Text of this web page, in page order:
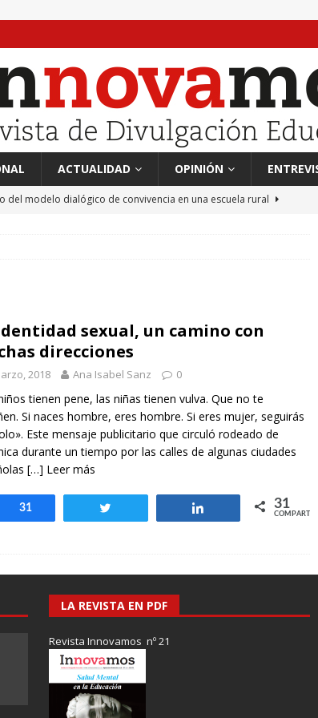
ACTUALIDAD OPINIÓN
del modelo dialógico de convivencia en una escuela rural
Llanos
MIL PALABRAS
sexual, un camino con
direcciones
2018 Ana Isabel Sanz 0
tienen pene, las niñas tienen vulva. Que no te
Si naces hombre, eres hombre. Si eres mujer, seguirás
Este mensaje publicitario que circuló rodeado de
durante un tiempo por las calles de algunas ciudades
[…] Leer más
Compartir
31 Compartir 31
COMPARTIR
LA REVISTA EN PDF
Revista Innovamos nº 21